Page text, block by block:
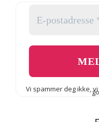
Vi spammer deg ikke,